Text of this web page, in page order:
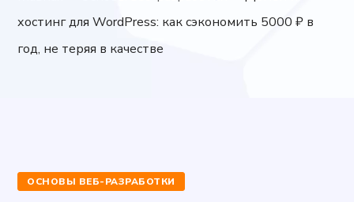
хостинг для WordPress: как сэкономить 5000 ₽ в
год, не теряя в качестве
ОСНОВЫ ВЕБ-РАЗРАБОТКИ